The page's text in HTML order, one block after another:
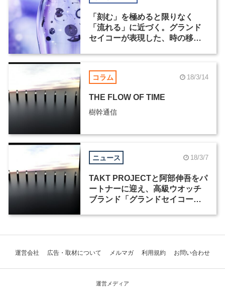
「刻む」を極めると限りなく
「流れる」に近づく。グランド
セイコーが表現した、時の移ろ
コラム 18/3/14
THE FLOW OF TIME
樹幹通信
ニュース 18/3/7
TAKT PROJECTと阿部伸吾をパ
ートナーに迎え、高級ウオッチ
ブランド「グランドセイコー」
運営会社 広告・取材について メルマガ 利用規約 お問い合わせ
運営メディア